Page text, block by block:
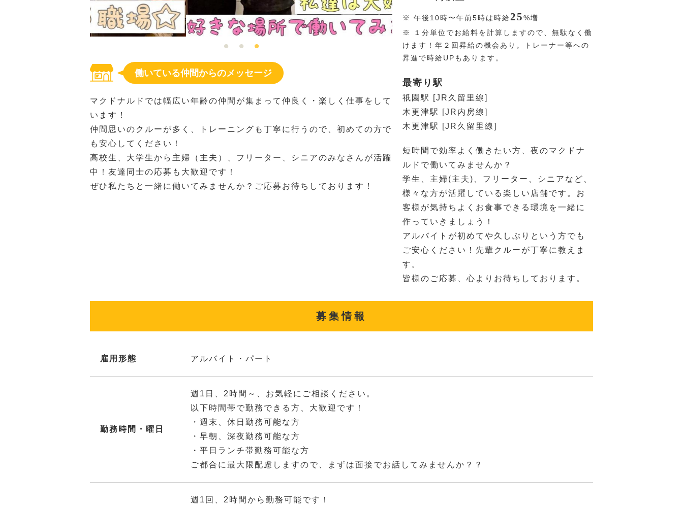
働いている仲間からのメッセージ
マクドナルドでは幅広い年齢の仲間が集まって仲良く・楽しく仕事をして
います！
仲間思いのクルーが多く、トレーニングも丁寧に行うので、初めての方で
も安心してください！
高校生、大学生から主婦（主夫）、フリーター、シニアのみなさんが活躍
中！友達同士の応募も大歓迎です！
ぜひ私たちと一緒に働いてみませんか？ご応募お待ちしております！
※ 午後10時〜午前5時は時給25%増
※
１分単位でお給料を計算しますので、無駄なく働
けます！年２回昇給の機会あり。トレーナー等への
昇進で時給UPもあります。
最寄り駅
祇園駅 [JR久留里線]
木更津駅 [JR内房線]
木更津駅 [JR久留里線]
短時間で効率よく働きたい方、夜のマクドナ
ルドで働いてみませんか？
学生、主婦(主夫)、フリーター、シニアなど、
様々な方が活躍している楽しい店舗です。お
客様が気持ちよくお食事できる環境を一緒に
作っていきましょう！
アルバイトが初めてや久しぶりという方でも
ご安心ください！先輩クルーが丁寧に教えま
す。
皆様のご応募、心よりお待ちしております。
募集情報
雇用形態 アルバイト・パート
勤務時間・曜日
週1日、2時間～、お気軽にご相談ください。
以下時間帯で勤務できる方、大歓迎です！
・週末、休日勤務可能な方
・早朝、深夜勤務可能な方
・平日ランチ帯勤務可能な方
ご都合に最大限配慮しますので、まずは面接でお話してみませんか？？
週1回、2時間から勤務可能です！